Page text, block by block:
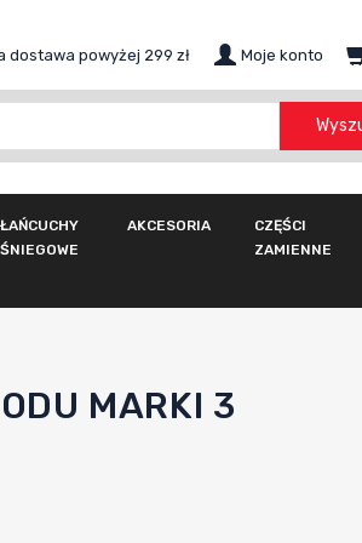
dostawa powyżej 299 zł Moje konto
ŁAŃCUCHY
ŚNIEGOWE
AKCESORIA
CZĘŚCI
ZAMIENNE
MARKI 3